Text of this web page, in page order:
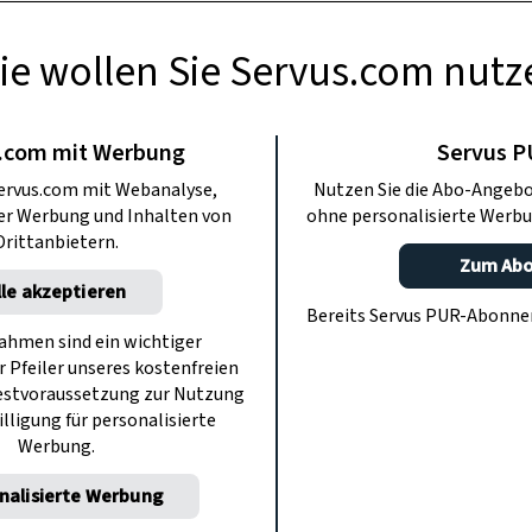
von
mit Mesi
und Harald
Familie zusammenkommt. Und
Familie für diese weihnachtliche
wollen Sie Servus.com
mit Werbung
mit Webanalyse,
Werbung und Inhalten von
akzeptieren
sind ein wichtiger
unseres kostenfreien
zur Nutzung
für personalisierte
Werbung.
Werbung
Servus
Nutzen Sie die Abo-
ohne personalisierte
Zum
Bereits Servus PUR-